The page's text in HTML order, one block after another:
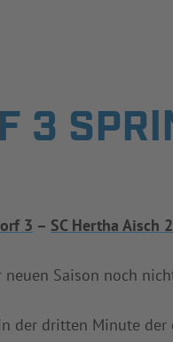
3
3 – SC Hertha Aisch 2
Saison noch
der dritten Minute